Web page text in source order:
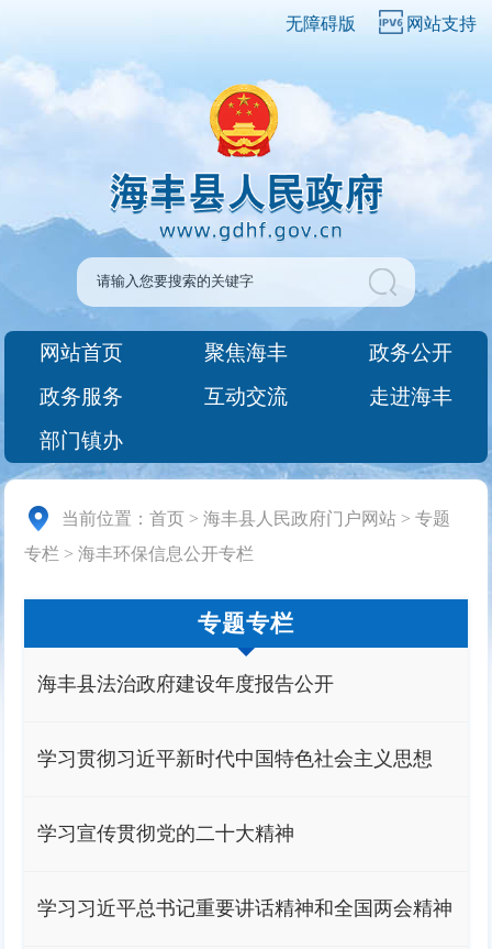
无障碍版 网站支持
网站首页 聚焦海丰
政务公开
政务服务
互动交流
走进海丰
部门镇办
当前位置：首页 >海丰县人民政府门户网站 >专题
专栏 >海丰环保信息公开专栏
专题专栏
海丰县法治政府建设年度报告公开
学习贯彻习近平新时代中国特色社会主义思想
学习宣传贯彻党的二十大精神
学习习近平总书记重要讲话精神和全国两会精神